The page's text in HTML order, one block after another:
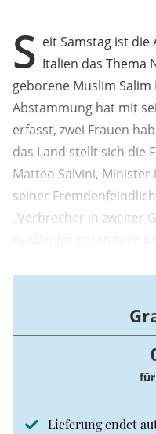
S eit Samstag ist
Italien das Thema
geborene Muslim
Abstammung hat mit
erfasst, zwei Frauen
das Land stellt sich die
Matteo Salvini,
seiner
„Verbrecher in zweiter
Lieferung endet